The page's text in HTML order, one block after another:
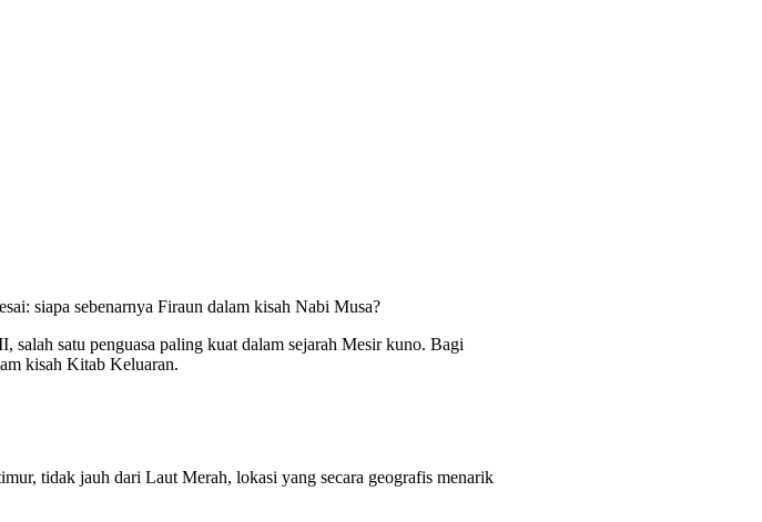
siapa sebenarnya Firaun dalam kisah Nabi Musa?
salah satu penguasa paling kuat dalam sejarah Mesir kuno. Bagi
kisah Kitab Keluaran.
tidak jauh dari Laut Merah, lokasi yang secara geografis menarik